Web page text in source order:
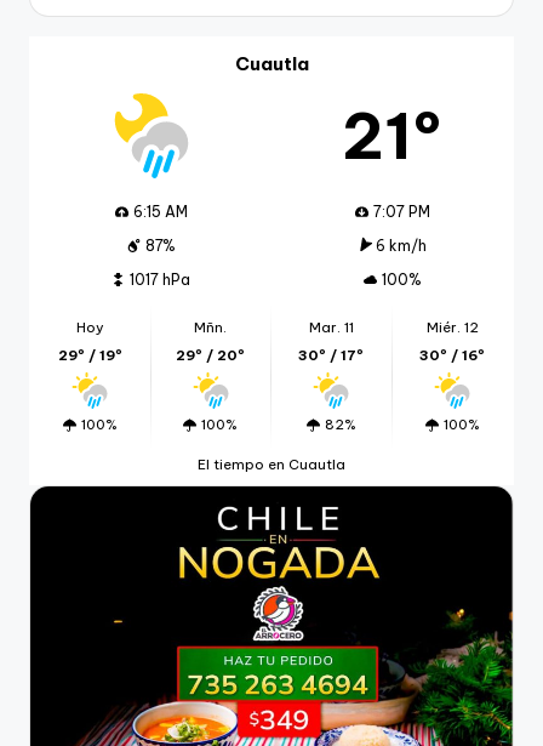
Cuautla
21º
6:15 AM
7:07 PM
87%
6 km/h
1017 hPa
100%
Hoy
29º / 19º
100%
Mñn.
29º / 20º
100%
Mar. 11
30º / 17º
82%
Miér. 12
30º / 16º
100%
El tiempo en Cuautla